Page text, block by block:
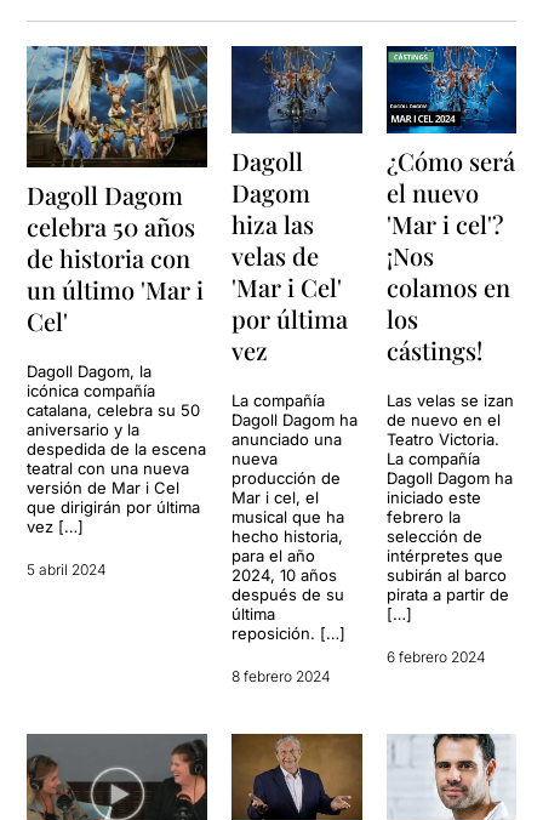
Dagoll Dagom
celebra 50 años
de historia con
un último 'Mar i
Cel'
Dagoll Dagom, la
icónica compañía
catalana, celebra su 50
aniversario y la
despedida de la escena
teatral con una nueva
versión de Mar i Cel
que dirigirán por última
vez […]
5 abril 2024
Dagoll
Dagom
hiza las
velas de
'Mar i Cel'
por última
vez
La compañía
Dagoll Dagom ha
anunciado una
nueva
producción de
Mar i cel, el
musical que ha
hecho historia,
para el año
2024, 10 años
después de su
última
reposición. […]
8 febrero 2024
¿Cómo será
el nuevo
'Mar i cel'?
¡Nos
colamos en
los
cástings!
Las velas se izan
de nuevo en el
Teatro Victoria.
La compañía
Dagoll Dagom ha
iniciado este
febrero la
selección de
intérpretes que
subirán al barco
pirata a partir de
[…]
6 febrero 2024